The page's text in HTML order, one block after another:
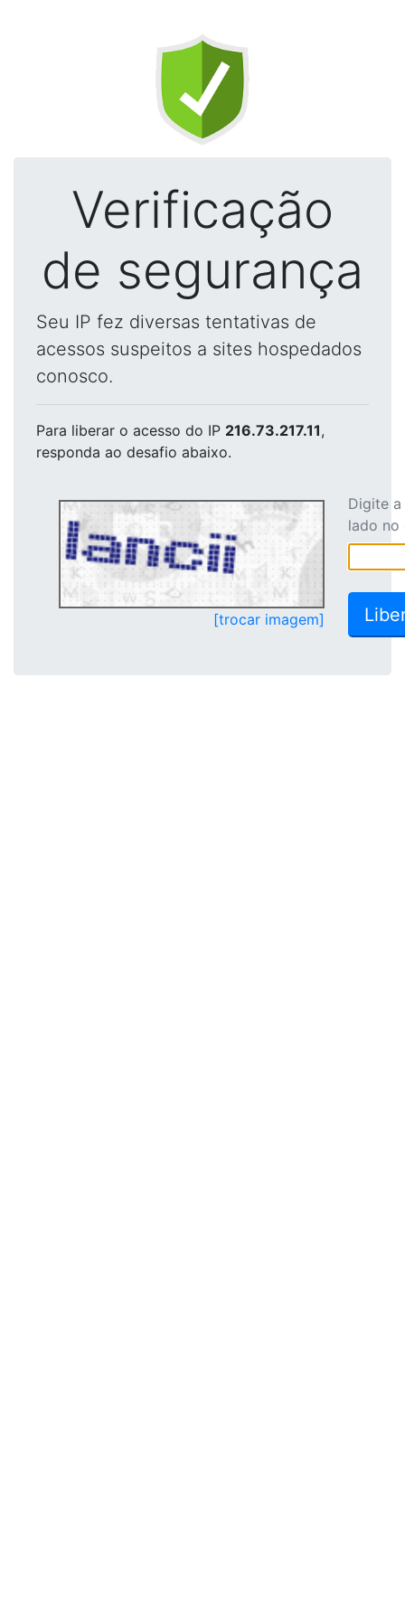
Verificação
de segurança
Seu IP fez diversas tentativas de
acessos suspeitos a sites hospedados
conosco.
Para liberar o acesso do IP 216.73.217.11,
responda ao desafio abaixo.
[trocar imagem]
Digite
lado no